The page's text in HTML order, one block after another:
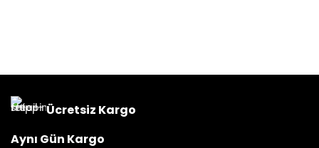
Ücretsiz Kargo
Aynı Gün Kargo